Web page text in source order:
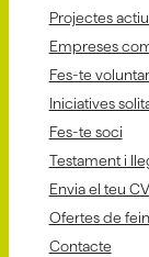
Projectes
Empreses
Fes-te
Iniciatives
Fes-te soci
Testament i
Envia el teu CV
Ofertes de
Contacte